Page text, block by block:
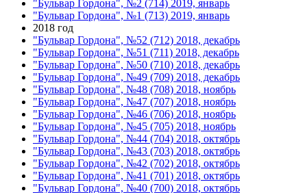
"Бульвар Гордона", №2 (714) 2019, январь
"Бульвар Гордона", №1 (713) 2019, январь
2018 год
"Бульвар Гордона", №52 (712) 2018, декабрь
"Бульвар Гордона", №51 (711) 2018, декабрь
"Бульвар Гордона", №50 (710) 2018, декабрь
"Бульвар Гордона", №49 (709) 2018, декабрь
"Бульвар Гордона", №48 (708) 2018, ноябрь
"Бульвар Гордона", №47 (707) 2018, ноябрь
"Бульвар Гордона", №46 (706) 2018, ноябрь
"Бульвар Гордона", №45 (705) 2018, ноябрь
"Бульвар Гордона", №44 (704) 2018, октябрь
"Бульвар Гордона", №43 (703) 2018, октябрь
"Бульвар Гордона", №42 (702) 2018, октябрь
"Бульвар Гордона", №41 (701) 2018, октябрь
"Бульвар Гордона", №40 (700) 2018, октябрь